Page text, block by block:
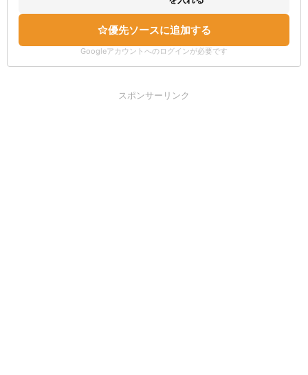
優先ソースに追加する
Googleアカウントへのログインが必要です
スポンサーリンク